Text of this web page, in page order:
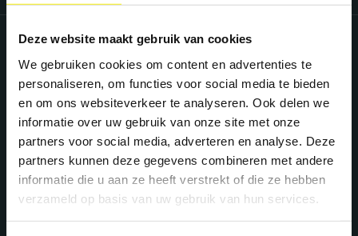
Deze website maakt gebruik van cookies
We gebruiken cookies om content en advertenties te
personaliseren, om functies voor social media te bieden
en om ons websiteverkeer te analyseren. Ook delen we
informatie over uw gebruik van onze site met onze
partners voor social media, adverteren en analyse. Deze
partners kunnen deze gegevens combineren met andere
informatie die u aan ze heeft verstrekt of die ze hebben
verzameld op basis van uw gebruik van hun services.